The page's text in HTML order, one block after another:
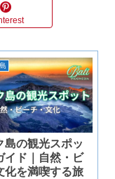
島の観光スポッ
イド｜自然・ビ
化を満喫する旅